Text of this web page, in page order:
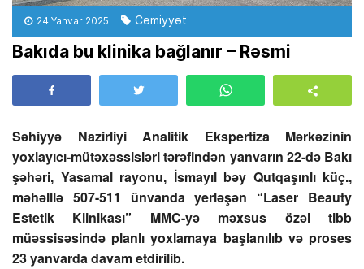
24 Yanvar 2025 Cəmiyyət
Bakıda bu klinika bağlanır – Rəsmi
Səhiyyə Nazirliyi Analitik Ekspertiza Mərkəzinin
yoxlayıcı-mütəxəssisləri tərəfindən yanvarın 22-də Bakı
şəhəri, Yasamal rayonu, İsmayıl bəy Qutqaşınlı küç.,
məhəlllə 507-511 ünvanda yerləşən “Laser Beauty
Estetik Klinikası” MMC-yə məxsus özəl tibb
müəssisəsində planlı yoxlamaya başlanılıb və proses
23 yanvarda davam etdirilib.